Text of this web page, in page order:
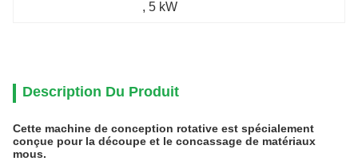
, 5 kW
Description Du Produit
Cette machine de conception rotative est spécialement
conçue pour la découpe et le concassage de matériaux
mous.